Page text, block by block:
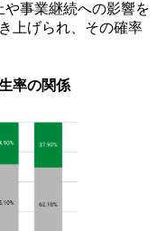
事業継続への影響を
上げられ、その確率
率の関係